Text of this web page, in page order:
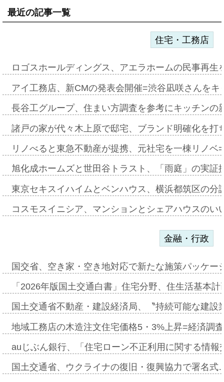
最近の記事一覧
住宅・工務店
ロゴスホールディングス、アエラホームの民事再
アイ工務店、新CMの発表会開催=渋谷凪咲さんを
長谷工グループ、住まい方調査を参考にキッチン
諸戸の家が代々木上原で邸宅、ブランド明確化を
リノべると東急不動産が提携、元社宅を一棟リノ
旭化成ホームズと世田谷トラスト、「雨庭」の実
東京セキスイハイムとベンハウス、横浜都筑区の
コスモスイニシア、マンションとシェアハウスの
金融・行政
国交省、空き家・空き地対応で新たな施策パッケ
「2026年版国土交通白書」住宅分野、住生活基本
国土交通省不動産・建設経済局、〝持続可能な建
地域工務店の木造注文住宅価格5・3%上昇=経済調
auじぶん銀行、「住宅ローン不正利用に関する情
国土交通省、ウクライナの復旧・復興協力で署名